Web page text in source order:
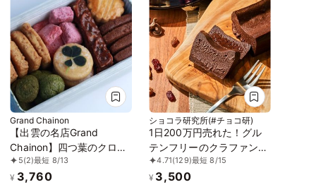
Grand Chainon
【出雲の名店Grand
Chainon】四つ葉のクロー
バーのクッキー缶 プティ
ボヌール
5(2)最短 8/13
¥ 3,760
ショコラ研究所(#チョコ研)
1日200万円売れた！グル
テンフリーのクラファン達
成率1339％の濃厚ガトー
ショコラ誕生日プレゼント
4.71(129)最短 8/15
¥ 3,500